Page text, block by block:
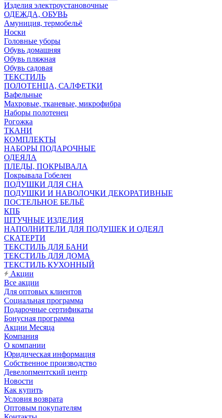
Изделия электроустановочные
ОДЕЖДА, ОБУВЬ
Амуниция, термобельё
Носки
Головные уборы
Обувь домашняя
Обувь пляжная
Обувь садовая
ТЕКСТИЛЬ
ПОЛОТЕНЦА, САЛФЕТКИ
Вафельные
Махровые, тканевые, микрофибра
Наборы полотенец
Рогожка
ТКАНИ
КОМПЛЕКТЫ
НАБОРЫ ПОДАРОЧНЫЕ
ОДЕЯЛА
ПЛЕДЫ, ПОКРЫВАЛА
Покрывала Гобелен
ПОДУШКИ ДЛЯ СНА
ПОДУШКИ И НАВОЛОЧКИ ДЕКОРАТИВНЫЕ
ПОСТЕЛЬНОЕ БЕЛЬЁ
КПБ
ШТУЧНЫЕ ИЗДЕЛИЯ
НАПОЛНИТЕЛИ ДЛЯ ПОДУШЕК И ОДЕЯЛ
СКАТЕРТИ
ТЕКСТИЛЬ ДЛЯ БАНИ
ТЕКСТИЛЬ ДЛЯ ДОМА
ТЕКСТИЛЬ КУХОННЫЙ
Акции
Все акции
Для оптовых клиентов
Социальная программа
Подарочные сертификаты
Бонусная программа
Акции Месяца
Компания
О компании
Юридическая информация
Собственное производство
Девелопментский центр
Новости
Как купить
Условия возврата
Оптовым покупателям